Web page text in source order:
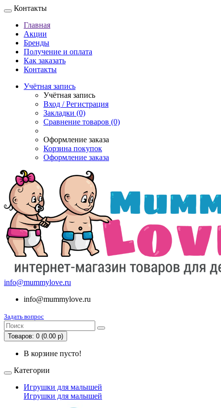
Контакты
Главная
Акции
Бренды
Получение и оплата
Как заказать
Контакты
Учётная запись
Учётная запись
Вход / Регистрация
Закладки (0)
Сравнение товаров (0)
Оформление заказа
Корзина покупок
Оформление заказа
info@mummylove.ru
info@mummylove.ru
Задать вопрос
Товаров: 0 (0.00 р)
В корзине пусто!
Категории
Игрушки для малышей
Игрушки для малышей